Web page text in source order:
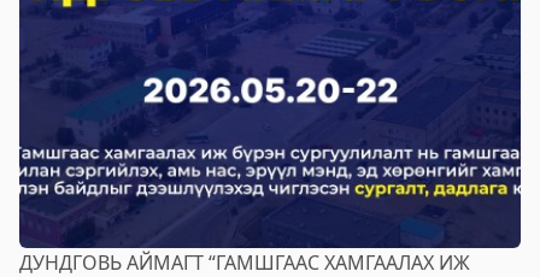
ДУНДГОВЬ АЙМАГТ “ГАМШГААС ХАМГААЛАХ ИЖ